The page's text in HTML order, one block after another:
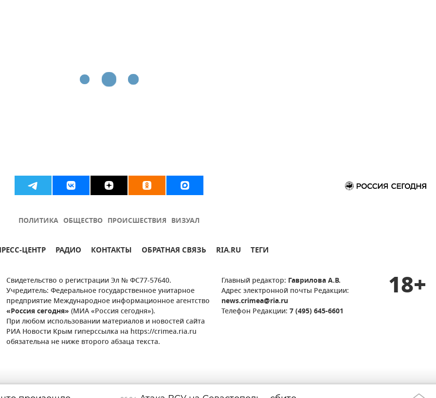
ПОЛИТИКА ОБЩЕСТВО ПРОИСШЕСТВИЯ ВИЗУАЛ
ЦЕНТР РАДИО КОНТАКТЫ ОБРАТНАЯ СВЯЗЬ RIA.RU ТЕГИ
Свидетельство о регистрации Эл № ФС77-57640.
Учредитель: Федеральное государственное унитарное
предприятие Международное информационное агентство
«Россия сегодня» (МИА «Россия сегодня»).
При любом использовании материалов и новостей сайта
РИА Новости Крым гиперссылка на https://crimea.ria.ru
обязательна не ниже второго абзаца текста.
Главный редактор: Гаврилова А.В.
Адрес электронной почты Редакции:
news.crimea@ria.ru
Телефон Редакции: 7 (495) 645-6601
18+